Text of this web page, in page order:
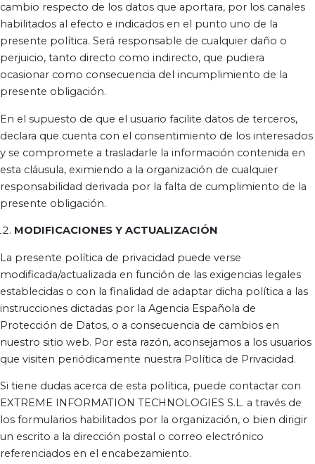
cambio respecto de los datos que aportara, por los canales
habilitados al efecto e indicados en el punto uno de la
presente política. Será responsable de cualquier daño o
perjuicio, tanto directo como indirecto, que pudiera
ocasionar como consecuencia del incumplimiento de la
presente obligación.
En el supuesto de que el usuario facilite datos de terceros,
declara que cuenta con el consentimiento de los interesados
y se compromete a trasladarle la información contenida en
esta cláusula, eximiendo a la organización de cualquier
responsabilidad derivada por la falta de cumplimiento de la
presente obligación.
MODIFICACIONES Y ACTUALIZACIÓN
La presente política de privacidad puede verse
modificada/actualizada en función de las exigencias legales
establecidas o con la finalidad de adaptar dicha política a las
instrucciones dictadas por la Agencia Española de
Protección de Datos, o a consecuencia de cambios en
nuestro sitio web. Por esta razón, aconsejamos a los usuarios
que visiten periódicamente nuestra Política de Privacidad.
Si tiene dudas acerca de esta política, puede contactar con
EXTREME INFORMATION TECHNOLOGIES S.L. a través de
los formularios habilitados por la organización, o bien dirigir
un escrito a la dirección postal o correo electrónico
referenciados en el encabezamiento.